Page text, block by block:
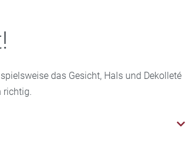
das Gesicht, Hals und Dekolleté
richtig.